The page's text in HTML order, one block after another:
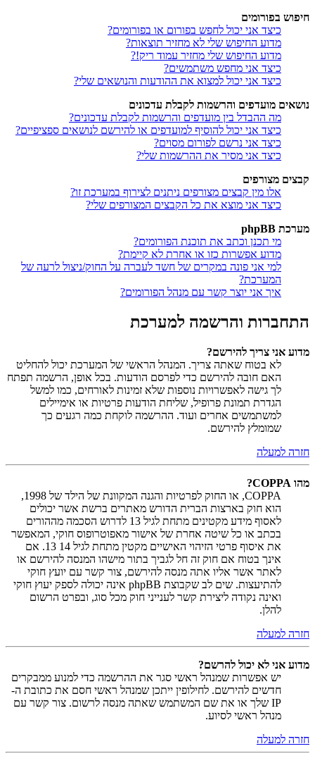
חיפוש בפורומים
כיצד אני יכול לחפש בפורום או בפורומים?
מדוע החיפוש שלי לא מחזיר תוצאות?
מדוע החיפוש שלי מחזיר עמוד ריק!?
כיצד אני מחפש משתמשים?
כיצד אני יכול למצוא את ההודעות והנושאים שלי?
נושאים מועדפים והרשמות לקבלת עדכונים
מה ההבדל בין מועדפים והרשמות לקבלת עדכונים?
כיצד אני יכול להוסיף למועדפים או להירשם לנושאים ספציפיים?
כיצד אני נרשם לפורום מסוים?
כיצד אני מסיר את ההרשמות שלי?
קבצים מצורפים
אלו מין קבצים מצורפים ניתנים לצירוף במערכת זו?
כיצד אני מוצא את כל הקבצים המצורפים שלי?
מערכת phpBB
מי תכנן וכתב את תוכנת הפורומים?
מדוע אפשרות כזו או אחרת לא קיימת?
למי אני פונה במקרים של חשד לעברה על החוק/ניצול לרעה של
המערכת?
איך אני יוצר קשר עם מנהל הפורומים?
התחברות והרשמה למערכת
מדוע אני צריך להירשם?
לא בטוח שאתה צריך. המנהל הראשי של המערכת יכול להחליט
האם חובה להירשם כדי לפרסם הודעות. בכל אופן, הרשמה תפתח
לך גישה לאפשרויות נוספות שלא זמינות לאורחים, כמו למשל
הגדרת תמונת פרופיל, שליחת הודעות פרטיות או אימיילים
למשתמשים אחרים ועוד. ההרשמה לוקחת כמה רגעים כך
שמומלץ להירשם.
חזרה למעלה
מהו COPPA?
COPPA, או החוק לפרטיות והגנה המקוונת של הילד של 1998,
הוא חוק בארצות הברית הדורש מאתרים ברשת אשר יכולים
לאסוף מידע מקטינים מתחת לגיל 13 לדרוש הסכמה מההורים
בכתב או כל שיטה אחרת של אישור מאפוטרופוס חוקי, המאפשר
את איסוף פרטי הזיהוי האישיים מקטין מתחת לגיל 14 13. אם
אינך בטוח אם חוק זה חל לגביך בתור מישהו המנסה להירשם או
לאתר אשר אליו אתה מנסה להירשם, צור קשר עם יועץ חוקי
להתיעצות. שים לב שקבוצת phpBB אינה יכולה לספק יעוץ חוקי
ואינה נקודה ליצירת קשר לענייני חוק מכל סוג, ובפרט הרשום
להלן.
חזרה למעלה
מדוע אני לא יכול להרשם?
יש אפשרות שמנהל ראשי סגר את ההרשמה כדי למנוע ממבקרים
חדשים להירשם. לחילופין ייתכן שמנהל ראשי חסם את כתובת ה-
IP שלך או את שם המשתמש שאתה מנסה לרשום. צור קשר עם
מנהל ראשי לסיוע.
חזרה למעלה